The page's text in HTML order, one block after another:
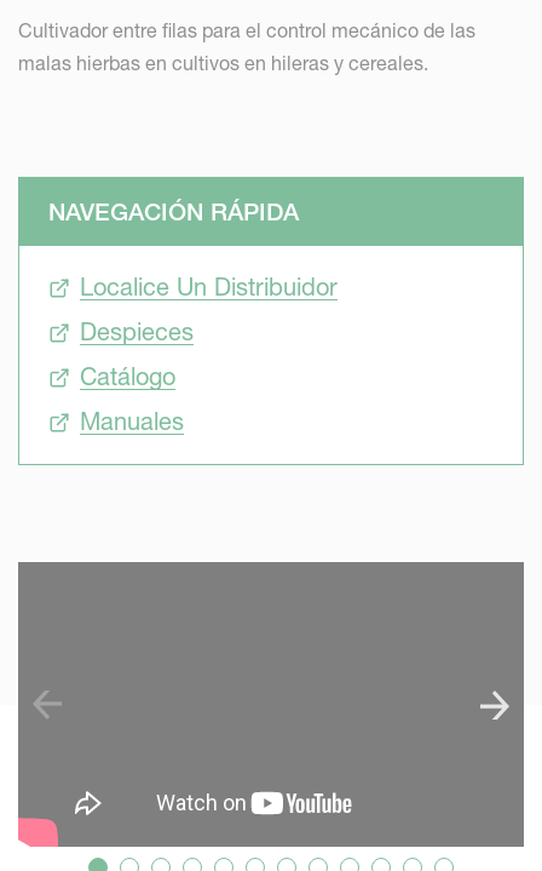
Cultivador entre filas para el control mecánico de las
malas hierbas en cultivos en hileras y cereales.
NAVEGACIÓN RÁPIDA
Localice Un Distribuidor
Despieces
Catálogo
Manuales